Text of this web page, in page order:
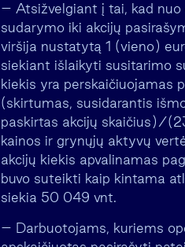
– Atsižvelgiant į tai, kad
sudarymo iki akcijų
viršija nustatytą 1 (vieno)
siekiant išlaikyti susitarimo
kiekis yra perskaičiuojamas
(skirtumas, susidarantis
paskirtas akcijų skaičius)/
kainos ir grynųjų aktyvų
akcijų kiekis apvalinamas
buvo suteikti kaip kintama
siekia 50 049 vnt.
– Darbuotojams, kuriems